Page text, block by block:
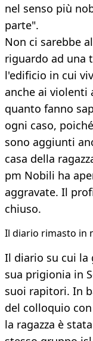
nel senso più
parte".
Non ci sarebbe
riguardo ad una
l'edificio in cui
anche ai violenti
quanto fanno
ogni caso,
sono aggiunti
casa della
pm Nobili ha
aggravate. Il
chiuso.
Il diario rimasto in
Il diario su cui la
sua prigionia in
suoi rapitori. In
del colloquio
la ragazza è